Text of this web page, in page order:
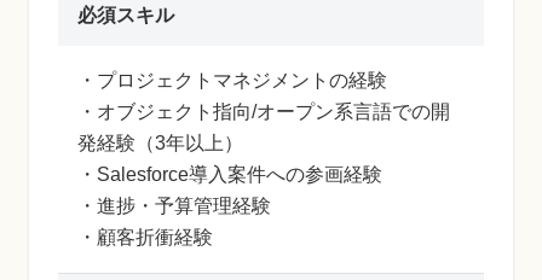
必須スキル
・プロジェクトマネジメントの経験
・オブジェクト指向/オープン系言語での開
発経験（3年以上）
・Salesforce導入案件への参画経験
・進捗・予算管理経験
・顧客折衝経験